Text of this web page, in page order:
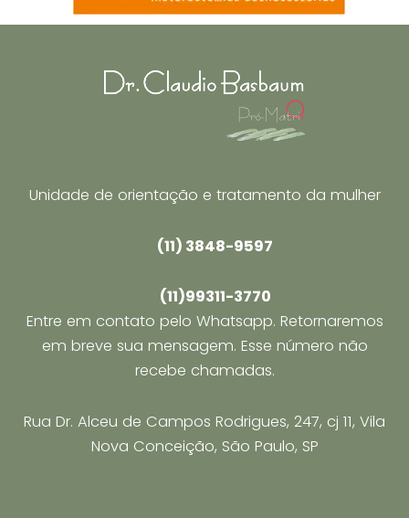
Unidade de orientação e tratamento da mulher
(11) 3848-9597
(11)99311-3770
Entre em contato pelo Whatsapp. Retornaremos
em breve sua mensagem. Esse número não
recebe chamadas.
Rua Dr. Alceu de Campos Rodrigues, 247, cj 11, Vila
Nova Conceição, São Paulo, SP